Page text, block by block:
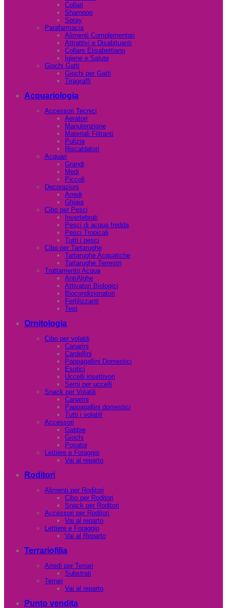
Collari
Shampoo
Spray
Parafarmacia
Alimenti Complementari
Attrattivi e Disabituanti
Collare Elisabettiano
Igiene e Salute
Giochi Gatti
Giochi per Gatti
Tiragraffi
Acquariologia
Accessori Tecnici
Aeratori
Manutenzione
Materiali Filtranti
Pulizia
Riscaldatori
Acquari
Grandi
Medi
Piccoli
Decorazioni
Arredi
Ghiaia
Cibo per Pesci
Invertebrati
Pesci di acqua fredda
Pesci Tropicali
Tutti i pesci
Cibo per Tartarughe
Tartarughe Acquatiche
Tartarughe Terrestri
Trattamento Acqua
AntiAlghe
Attivatori Biologici
Biocondizionatori
Fertilizzanti
Test
Ornitologia
Cibo per volatili
Canarini
Cardellini
Pappagallini Domestici
Esotici
Uccelli insettivori
Semi per uccelli
Snack per Volatili
Canarini
Pappagallini domestici
Tutti i volatili
Accessori
Gabbie
Giochi
Posatoi
Lettiere e Foraggio
Vai al reparto
Roditori
Alimenti per Roditori
Cibo per Roditori
Snack per Roditori
Accessori per Roditori
Vai al reparto
Lettiere e Foraggio
Vai al Reparto
Terrariofilia
Arredi per Terrari
Substrati
Terrari
Vai al reparto
Punto vendita